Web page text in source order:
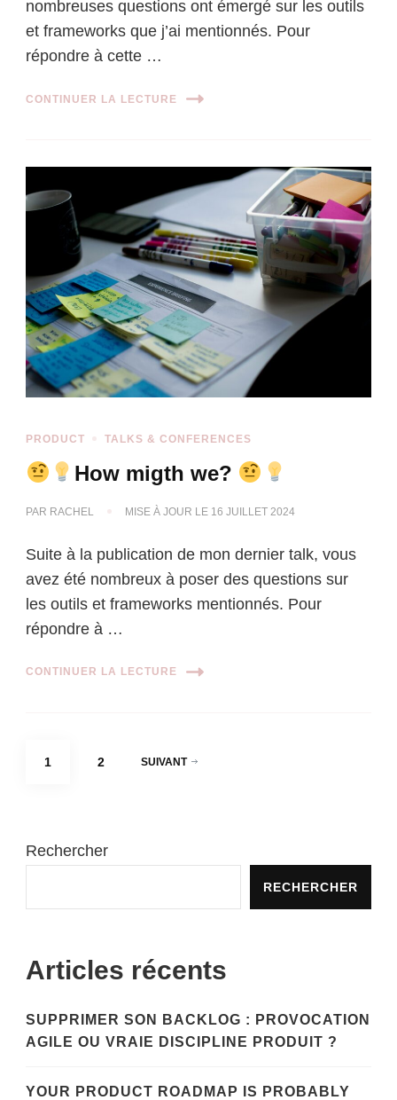
nombreuses questions ont émergé sur les outils
et frameworks que j’ai mentionnés. Pour
répondre à cette …
CONTINUER LA LECTURE
PRODUCT TALKS & CONFERENCES
How migth we?
PAR RACHEL MISE À JOUR LE 16 JUILLET 2024
Suite à la publication de mon dernier talk, vous
avez été nombreux à poser des questions sur
les outils et frameworks mentionnés. Pour
répondre à …
CONTINUER LA LECTURE
Pagination
PAGE
1 PAGE
2 SUIVANT
Rechercher
RECHERCHER
Articles récents
SUPPRIMER SON BACKLOG : PROVOCATION
AGILE OU VRAIE DISCIPLINE PRODUIT ?
YOUR PRODUCT ROADMAP IS PROBABLY